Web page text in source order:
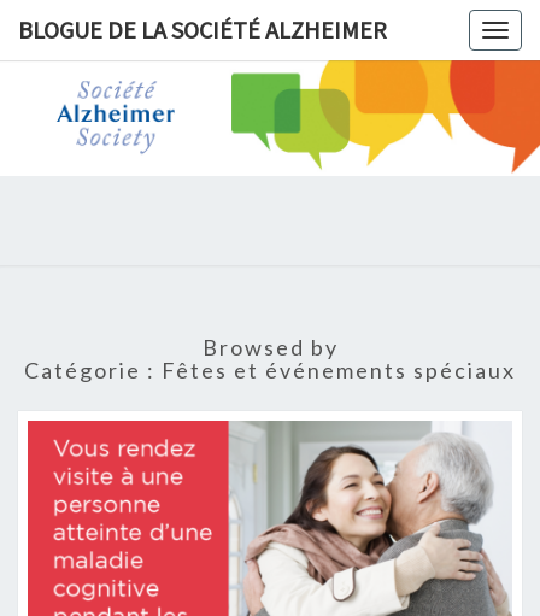
BLOGUE DE LA SOCIÉTÉ ALZHEIMER
BLOGUE
Browsed by
Catégorie : Fêtes et événements spéciaux